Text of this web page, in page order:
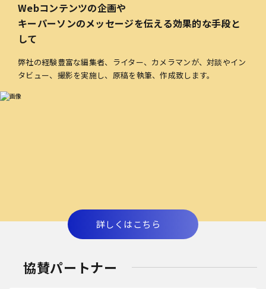
Webコンテンツの企画や
キーパーソンのメッセージを伝える効果的な手段と
して
弊社の経験豊富な編集者、ライター、カメラマンが、対談やイン
タビュー、撮影を実施し、原稿を執筆、作成致します。
詳しくはこちら
協賛パートナー